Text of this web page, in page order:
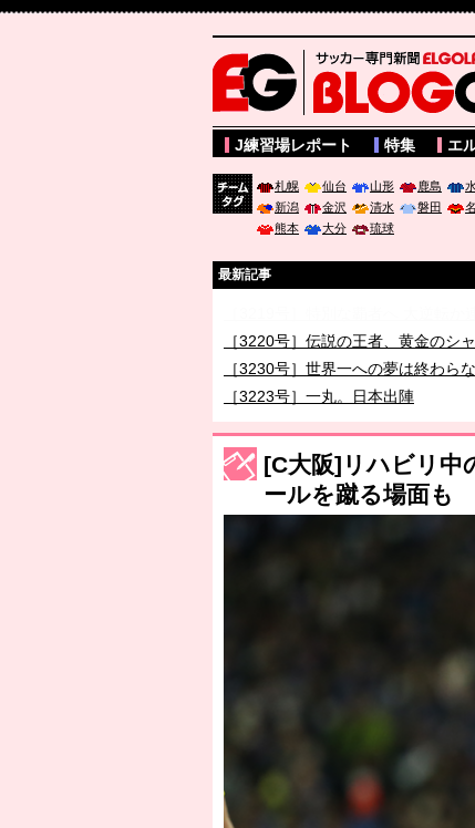
サッカー専門新聞ELGOLAZO web版
J練習場レポート 特集 エ
札幌 仙台 山形 鹿島
新潟
金沢 清水 磐田
熊本
大分 琉球
最新記事
［3220号］伝説の王者、黄金のシ
［3230号］世界一への夢は終わら
［3223号］一丸。日本出陣
［3222号］史上最大のW杯開幕 注
長谷川 アーリアジャスールさんが
[C大阪]リハビリ中
ールを蹴る場面も